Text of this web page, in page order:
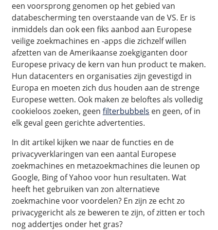
een voorsprong genomen op het gebied van
databescherming ten overstaande van de VS. Er is
inmiddels dan ook een fiks aanbod aan Europese
veilige zoekmachines en -apps die zichzelf willen
afzetten van de Amerikaanse zoekgiganten door
Europese privacy de kern van hun product te maken.
Hun datacenters en organisaties zijn gevestigd in
Europa en moeten zich dus houden aan de strenge
Europese wetten. Ook maken ze beloftes als volledig
cookieloos zoeken, geen filterbubbels en geen, of in
elk geval geen gerichte advertenties.
In dit artikel kijken we naar de functies en de
privacyverklaringen van een aantal Europese
zoekmachines en metazoekmachines die leunen op
Google, Bing of Yahoo voor hun resultaten. Wat
heeft het gebruiken van zon alternatieve
zoekmachine voor voordelen? En zijn ze echt zo
privacygericht als ze beweren te zijn, of zitten er toch
nog addertjes onder het gras?